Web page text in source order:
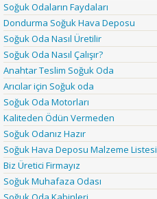
Soğuk Odaların Faydaları
Dondurma Soğuk Hava Deposu
Soğuk Oda Nasıl Üretilir
Soğuk Oda Nasıl Çalışır?
Anahtar Teslim Soğuk Oda
Arıcılar için Soğuk oda
Soğuk Oda Motorları
Kaliteden Ödün Vermeden
Soğuk Odanız Hazır
Soğuk Hava Deposu Malzeme Listesi
Biz Üretici Firmayız
Soğuk Muhafaza Odası